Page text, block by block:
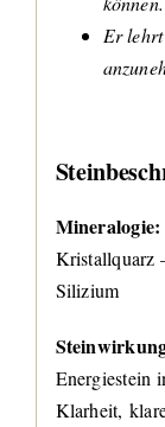
Er
Mineralogie:
Kristallquarz
Silizium
Energiestein
Klarheit,